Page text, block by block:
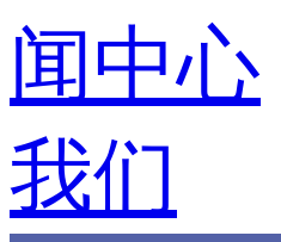
闻中心
我们